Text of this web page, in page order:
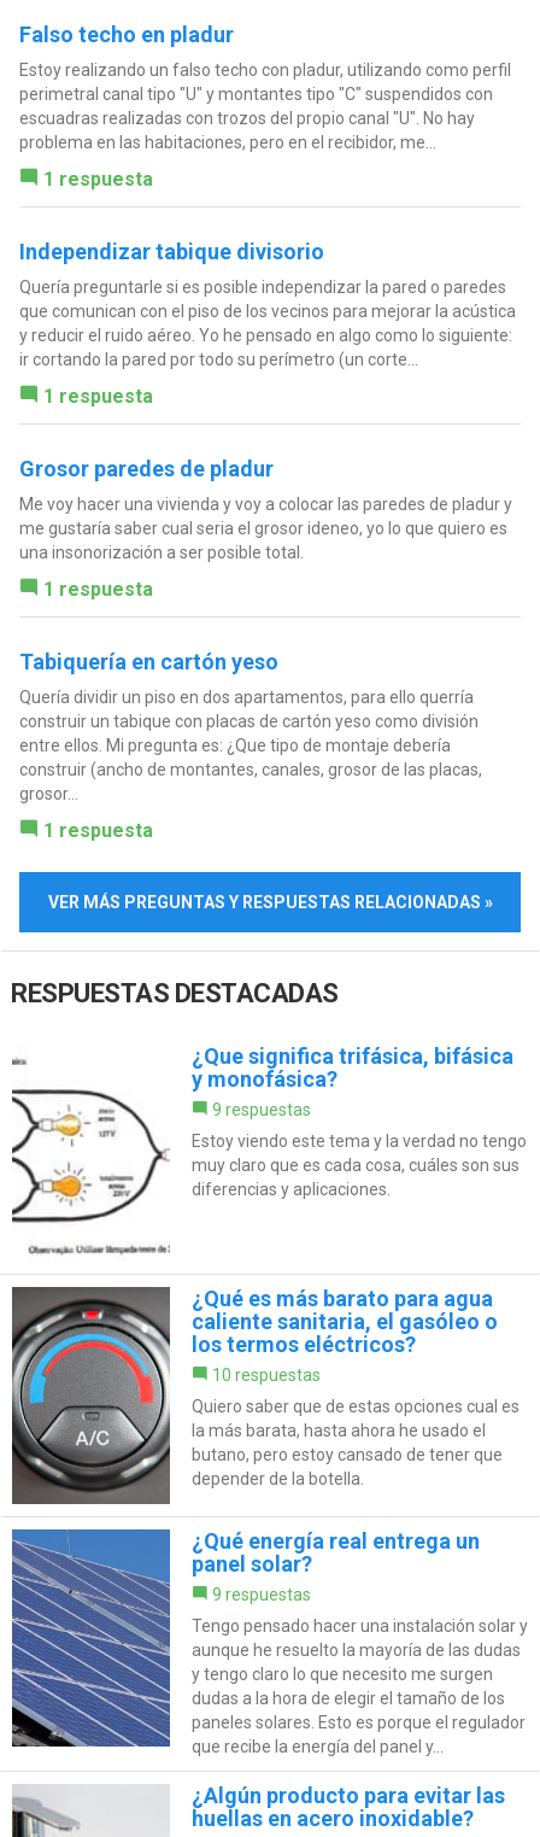
Falso techo en pladur
Estoy realizando un falso techo con pladur, utilizando como perfil
perimetral canal tipo "U" y montantes tipo "C" suspendidos con
escuadras realizadas con trozos del propio canal "U". No hay
problema en las habitaciones, pero en el recibidor, me...
1 respuesta
Independizar tabique divisorio
Quería preguntarle si es posible independizar la pared o paredes
que comunican con el piso de los vecinos para mejorar la acústica
y reducir el ruido aéreo. Yo he pensado en algo como lo siguiente:
ir cortando la pared por todo su perímetro (un corte...
1 respuesta
Grosor paredes de pladur
Me voy hacer una vivienda y voy a colocar las paredes de pladur y
me gustaría saber cual seria el grosor ideneo, yo lo que quiero es
una insonorización a ser posible total.
1 respuesta
Tabiquería en cartón yeso
Quería dividir un piso en dos apartamentos, para ello querría
construir un tabique con placas de cartón yeso como división
entre ellos. Mi pregunta es: ¿Que tipo de montaje debería
construir (ancho de montantes, canales, grosor de las placas,
grosor...
1 respuesta
VER MÁS PREGUNTAS Y RESPUESTAS RELACIONADAS »
RESPUESTAS DESTACADAS
¿Que significa trifásica, bifásica
y monofásica?
9 respuestas
Estoy viendo este tema y la verdad no tengo
muy claro que es cada cosa, cuáles son sus
diferencias y aplicaciones.
¿Qué es más barato para agua
caliente sanitaria, el gasóleo o
los termos eléctricos?
10 respuestas
Quiero saber que de estas opciones cual es
la más barata, hasta ahora he usado el
butano, pero estoy cansado de tener que
depender de la botella.
¿Qué energía real entrega un
panel solar?
9 respuestas
Tengo pensado hacer una instalación solar y
aunque he resuelto la mayoría de las dudas
y tengo claro lo que necesito me surgen
dudas a la hora de elegir el tamaño de los
paneles solares. Esto es porque el regulador
que recibe la energía del panel y...
¿Algún producto para evitar las
huellas en acero inoxidable?